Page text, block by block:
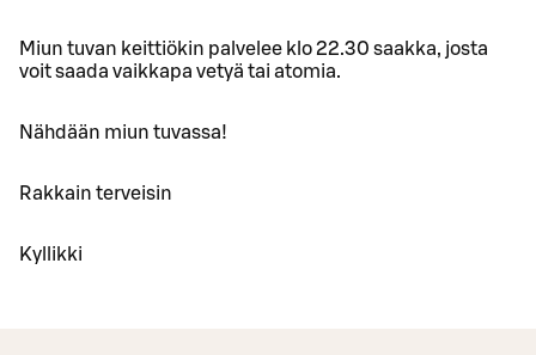
Miun tuvan keittiökin palvelee klo 22.30 saakka, josta
voit saada vaikkapa vetyä tai atomia.
Nähdään miun tuvassa!
Rakkain terveisin
Kyllikki